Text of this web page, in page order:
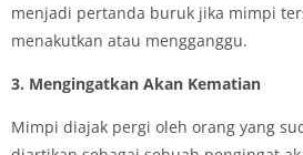
menjadi pertanda buruk jika mimpi
menakutkan atau mengganggu.
3. Mengingatkan Akan Kematian
Mimpi diajak pergi oleh orang yang